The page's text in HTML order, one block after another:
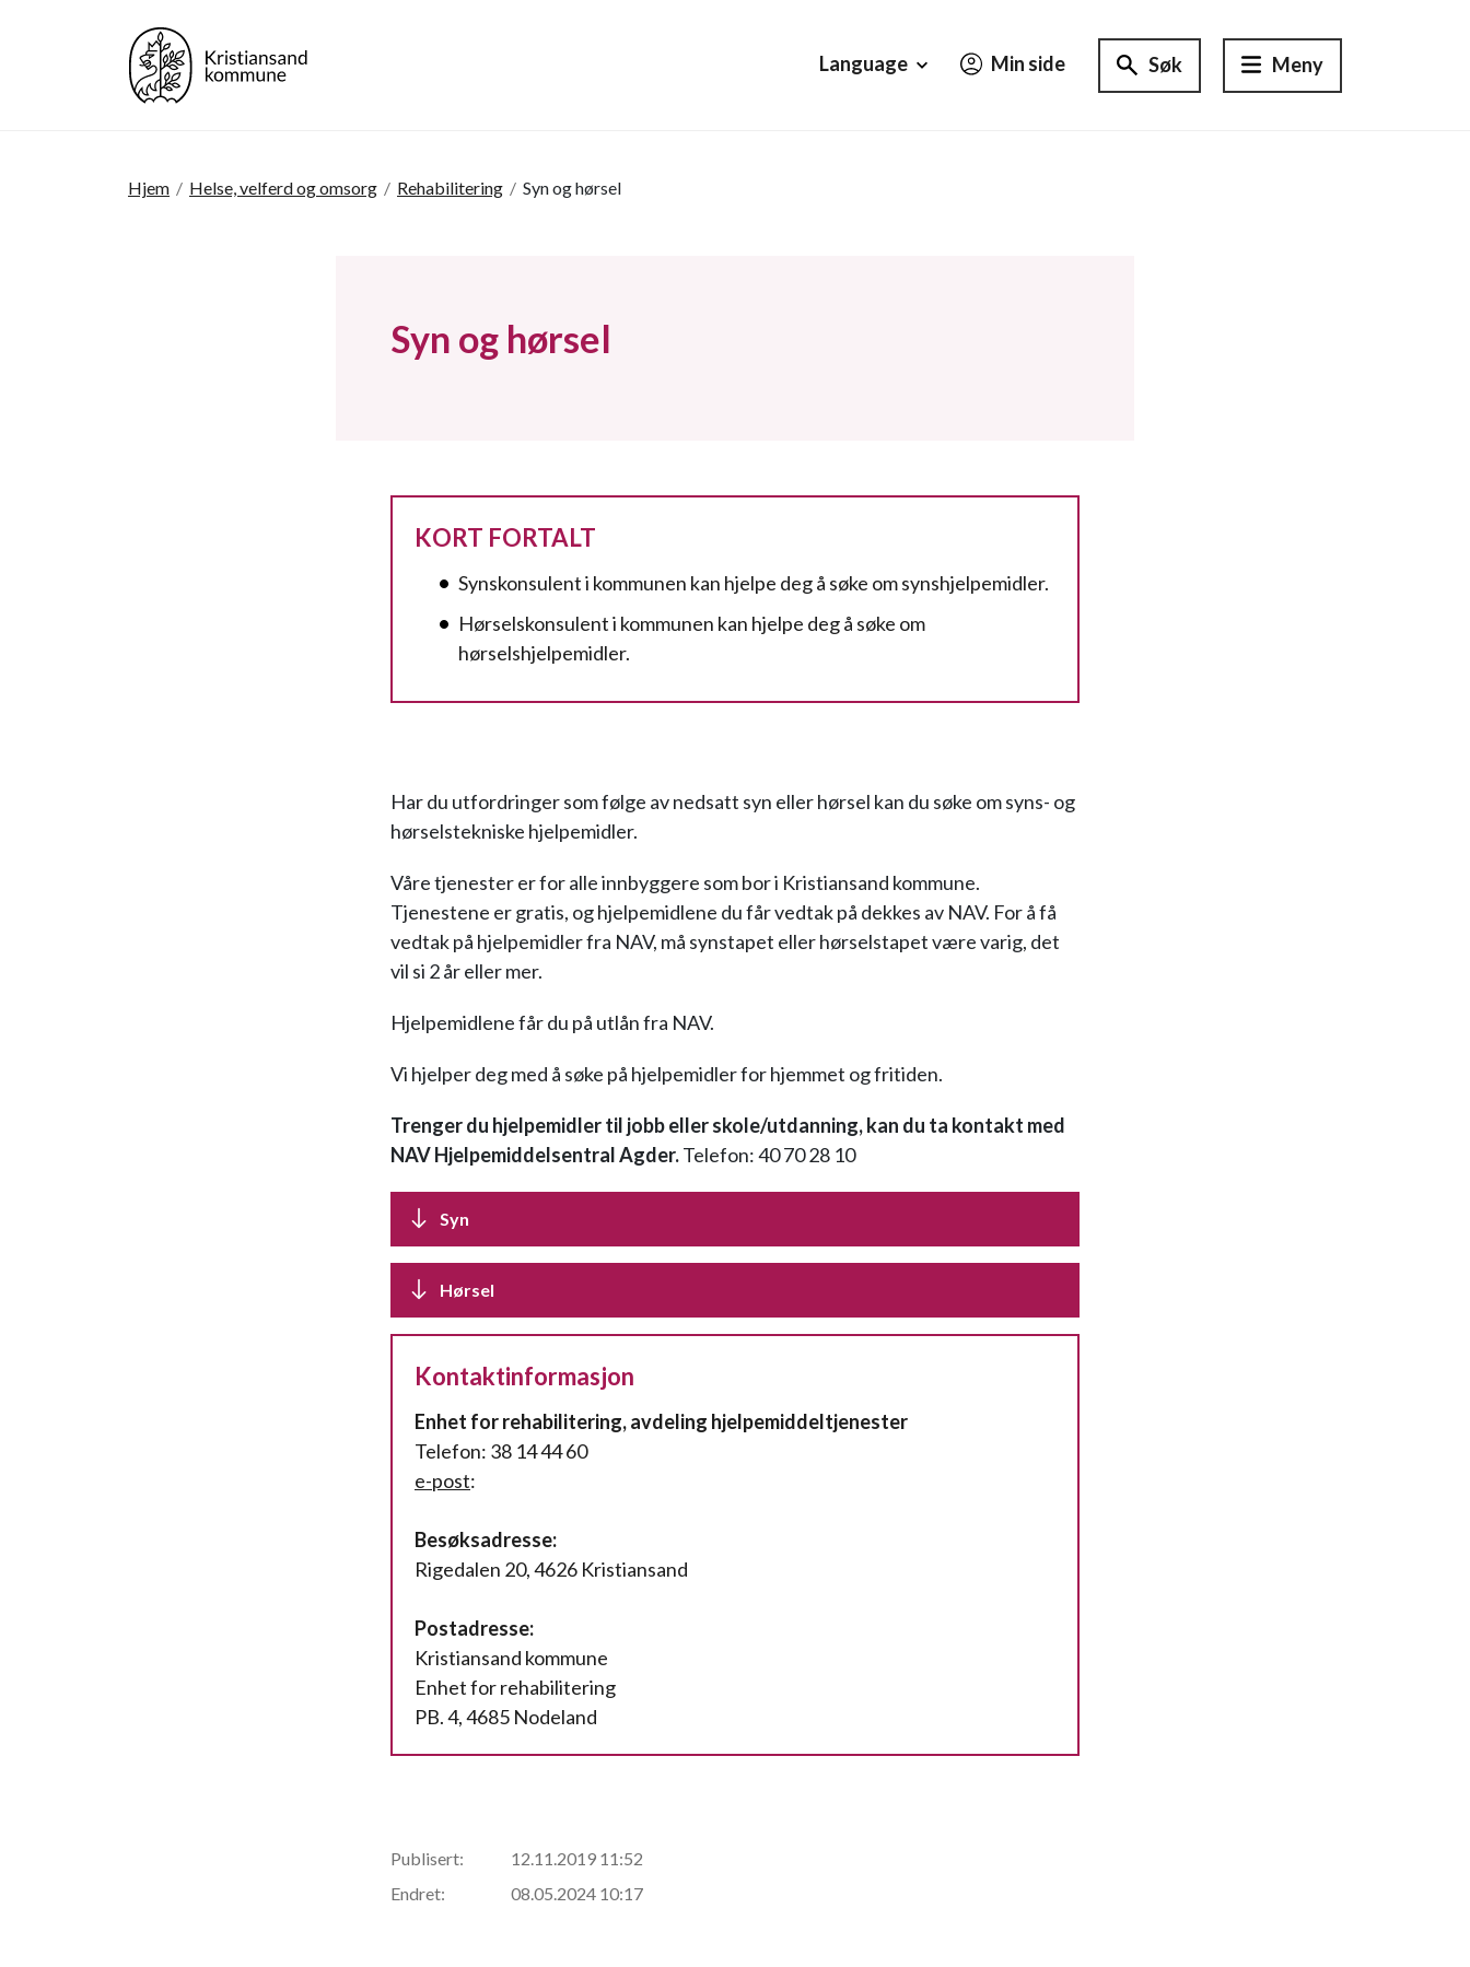
Language
Min side Søk Meny
Hjem / Helse, velferd og omsorg / Rehabilitering / Syn og hørsel
Syn og hørsel
KORT FORTALT
Synskonsulent i kommunen kan hjelpe deg å søke om synshjelpemidler.
Hørselskonsulent i kommunen kan hjelpe deg å søke om
hørselshjelpemidler.
Har du utfordringer som følge av nedsatt syn eller hørsel kan du søke om syns- og
hørselstekniske hjelpemidler.
Våre tjenester er for alle innbyggere som bor i Kristiansand kommune.
Tjenestene er gratis, og hjelpemidlene du får vedtak på dekkes av NAV. For å få
vedtak på hjelpemidler fra NAV, må synstapet eller hørselstapet være varig, det
vil si 2 år eller mer.
Hjelpemidlene får du på utlån fra NAV.
Vi hjelper deg med å søke på hjelpemidler for hjemmet og fritiden.
Trenger du hjelpemidler til jobb eller skole/utdanning, kan du ta kontakt med
NAV Hjelpemiddelsentral Agder.Telefon: 40 70 28 10
Syn
Hørsel
Kontaktinformasjon
Enhet for rehabilitering, avdeling hjelpemiddeltjenester
Telefon: 38 14 44 60
e-post:
Besøksadresse:
Rigedalen 20, 4626 Kristiansand
Postadresse:
Kristiansand kommune
Enhet for rehabilitering
PB. 4, 4685 Nodeland
Publisert:
12.11.2019 11:52
Endret:
08.05.2024 10:17